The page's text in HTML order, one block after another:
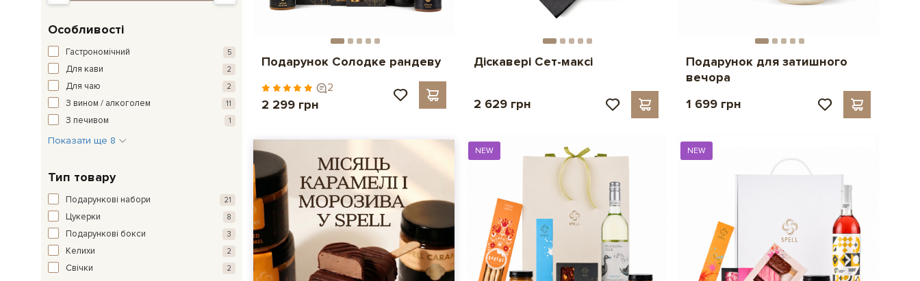
Особливості
Гастрономічний 5
Для кави 2
Для чаю 2
З вином / алкоголем 11
З печивом 1
Показати ще 8
Тип товару
Подарункові набори 21
Цукерки 8
Подарункові бокси 3
Келихи 2
Свічки 2
Подарунок Солодке рандеву
2
2 299 грн
Діскавері Сет-максі
2 629 грн
Подарунок для затишного
вечора
1 699 грн
NEW NEW